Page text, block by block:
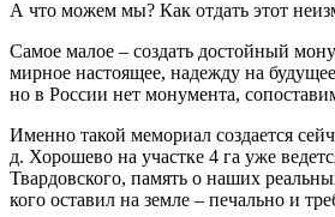
А что можем мы? Как отдать этот
Самое малое – создать достойный
мирное настоящее, надежду на
но в России нет монумента,
Именно такой мемориал создается
д. Хорошево на участке 4 га уже
Твардовского, память о наших
кого оставил на земле – печально и